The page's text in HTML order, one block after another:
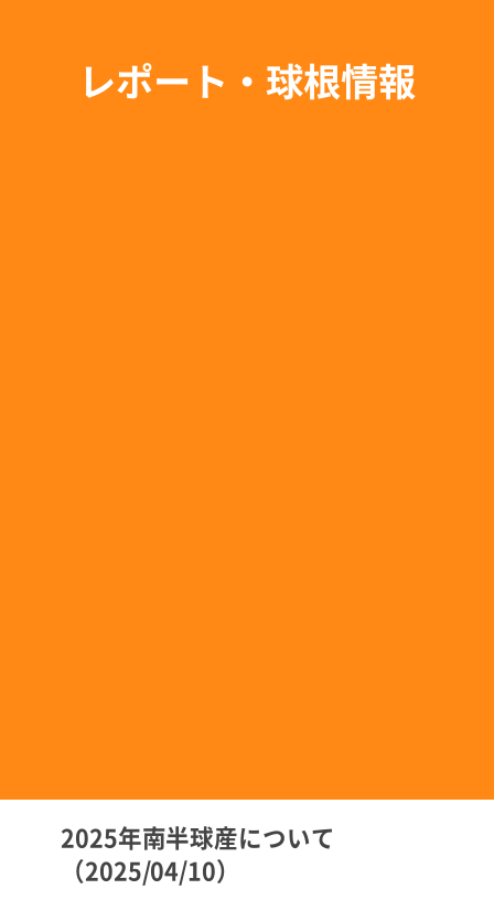
レポート・球根情報
2025年南半球産について
（2025/04/10）